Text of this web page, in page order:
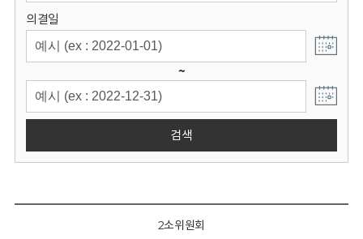
의결일
~
검색
2소위원회